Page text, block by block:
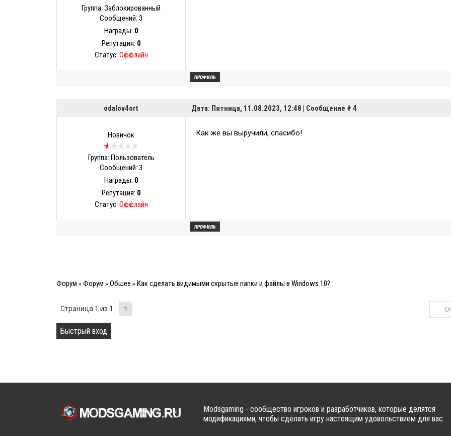
Группа: Заблокированный
Сообщений: 3
Награды: 0
Репутация: 0
Статус: Оффлайн
odalov4ort Дата: Пятница, 11.08.2023, 12:48 | Сообщение # 4
Новичок
Группа: Пользователь
Сообщений: 3
Награды: 0
Репутация: 0
Статус: Оффлайн
Как же вы выручили, спасибо!
Форум »Форум »Обшее »Как сделать видимыми скрытые папки и файлы в Windows 10?
Страница 1 из 1 1
Modsgaming - сообщество игроков и разработчиков, которые делятся
модификациями, чтобы сделать игру настоящим удовольствием для вас.